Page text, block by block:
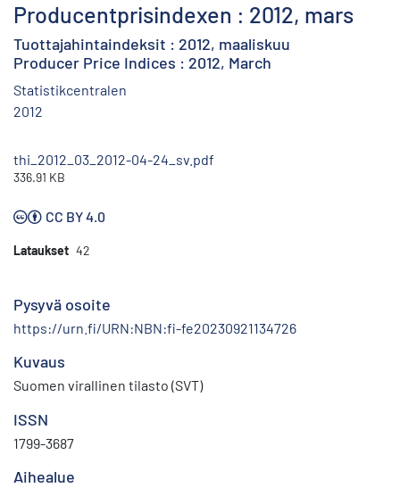
Producentprisindexen : 2012, mars
Tuottajahintaindeksit : 2012, maaliskuu
Producer Price Indices : 2012, March
Statistikcentralen
2012
thi_2012_03_2012-04-24_sv.pdf
336.91 KB
CC BY 4.0
Lataukset 42
Pysyvä osoite
https://urn.fi/URN:NBN:fi-fe20230921134726
Kuvaus
Suomen virallinen tilasto (SVT)
ISSN
1799-3687
Aihealue